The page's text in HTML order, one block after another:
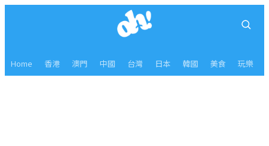
Home 香港 澳門 中國 台灣 日本 韓國 美食 玩樂